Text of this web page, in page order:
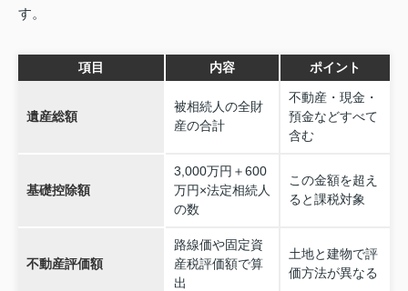
す。
項目 内容 ポイント
遺産総額
被相続人の全財
産の合計
不動産・現金・
預金などすべて
含む
基礎控除額
3,000万円＋600
万円×法定相続人
の数
この金額を超え
ると課税対象
不動産評価額
路線価や固定資
産税評価額で算
出
土地と建物で評
価方法が異なる